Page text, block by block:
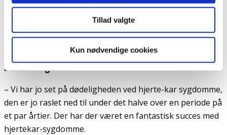
Tillad valgte
Kun nødvendige cookies
baggrundsbefolkningen, og mennesker med psykiske
lidelser har fået længere levetid.
Kender du noget til dødeligheden i forhold til
alvorlige lidelser som kræft- og hjertekar-
behandlinger?
– Vi har jo set på dødeligheden ved hjerte-kar sygdomme,
den er jo raslet ned til under det halve over en periode på
et par årtier. Der har der været en fantastisk succes med
hjertekar-sygdomme.